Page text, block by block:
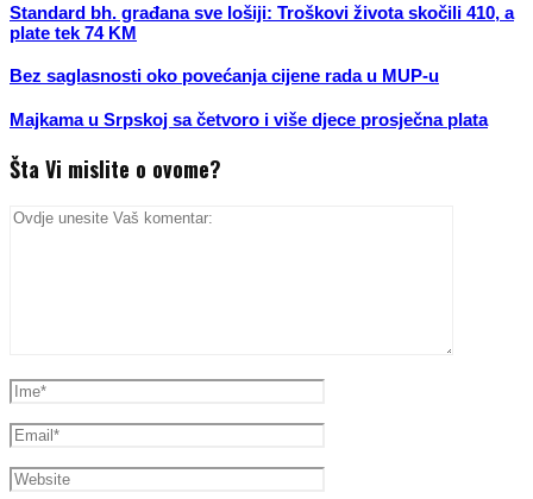
Standard bh. građana sve lošiji: Troškovi života skočili 410, a
plate tek 74 KM
Bez saglasnosti oko povećanja cijene rada u MUP-u
Majkama u Srpskoj sa četvoro i više djece prosječna plata
Šta Vi mislite o ovome?